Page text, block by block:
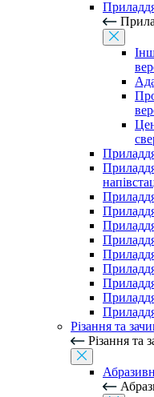
Різання та
Різання та